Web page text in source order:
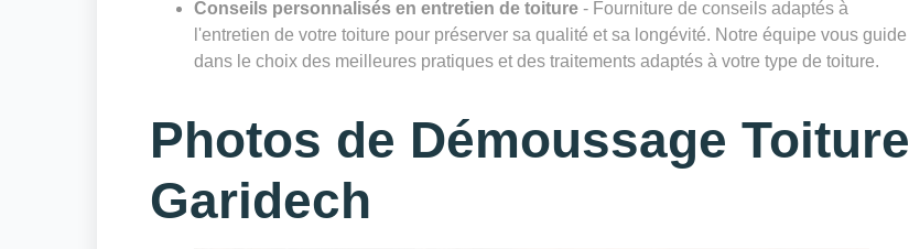
Conseils personnalisés en entretien de toiture - Fourniture de conseils adaptés à
l'entretien de votre toiture pour préserver sa qualité et sa longévité. Notre équipe vous guide
dans le choix des meilleures pratiques et des traitements adaptés à votre type de toiture.
Photos de Démoussage Toiture
Garidech